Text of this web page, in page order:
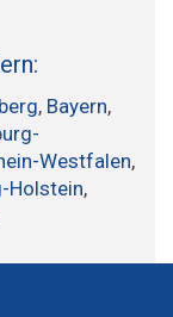
, Bayern,
Westfalen,
Holstein,